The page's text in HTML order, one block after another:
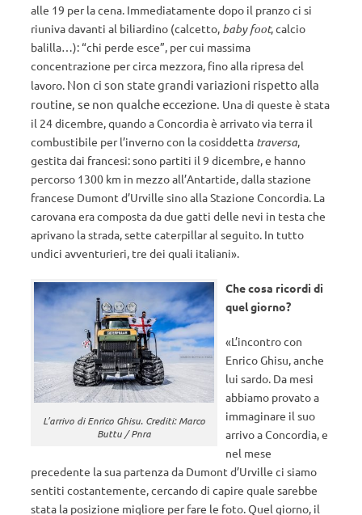
alle 19 per la cena. Immediatamente dopo il pranzo ci si
riuniva davanti al biliardino (calcetto, baby foot, calcio
balilla…): “chi perde esce”, per cui massima
concentrazione per circa mezzora, fino alla ripresa del
lavoro. Non ci son state grandi variazioni rispetto alla
routine, se non qualche eccezione. Una di queste è stata
il 24 dicembre, quando a Concordia è arrivato via terra il
combustibile per l’inverno con la cosiddetta traversa,
gestita dai francesi: sono partiti il 9 dicembre, e hanno
percorso 1300 km in mezzo all’Antartide, dalla stazione
francese Dumont d’Urville sino alla Stazione Concordia. La
carovana era composta da due gatti delle nevi in testa che
aprivano la strada, sette caterpillar al seguito. In tutto
undici avventurieri, tre dei quali italiani».
L’arrivo di Enrico Ghisu. Crediti: Marco
Buttu / Pnra
Che cosa ricordi di
quel giorno?
«L’incontro con
Enrico Ghisu, anche
lui sardo. Da mesi
abbiamo provato a
immaginare il suo
arrivo a Concordia, e
nel mese
precedente la sua partenza da Dumont d’Urville ci siamo
sentiti costantemente, cercando di capire quale sarebbe
stata la posizione migliore per fare le foto. Quel giorno, il